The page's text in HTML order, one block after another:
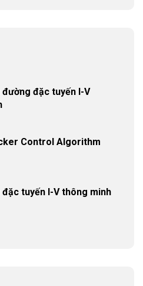
đường đặc tuyến I-V
Control Algorithm
đặc tuyến I-V thông minh